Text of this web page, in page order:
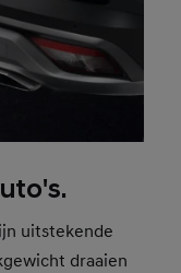
uitstekende
draaien